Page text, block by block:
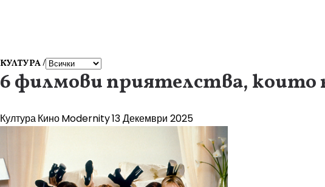
КУЛТУРА /
6 филмови приятелства, които
КултураКиноModernity13 Декември 2025